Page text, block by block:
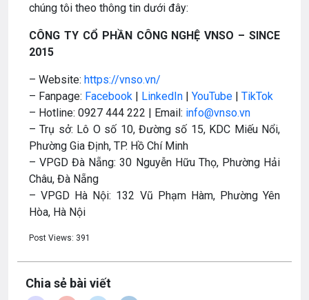
chúng tôi theo thông tin dưới đây:
CÔNG TY CỔ PHẦN CÔNG NGHỆ VNSO – SINCE
2015
– Website: https://vnso.vn/
– Fanpage: Facebook | LinkedIn | YouTube | TikTok
– Hotline: 0927 444 222 | Email: info@vnso.vn
– Trụ sở: Lô O số 10, Đường số 15, KDC Miếu Nổi,
Phường Gia Định, TP. Hồ Chí Minh
– VPGD Đà Nẵng: 30 Nguyễn Hữu Thọ, Phường Hải
Châu, Đà Nẵng
– VPGD Hà Nội: 132 Vũ Phạm Hàm, Phường Yên
Hòa, Hà Nội
Post Views: 391
Chia sẻ bài viết